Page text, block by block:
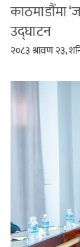
काठमाडौंमा
उद्घाटन
२०८३ श्रावण २३,